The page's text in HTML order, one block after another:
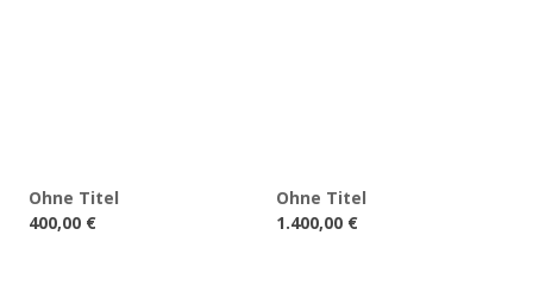
Ohne Titel
400,00 €
Ohne Titel
1.400,00 €